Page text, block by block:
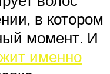
в котором
момент. И
именно